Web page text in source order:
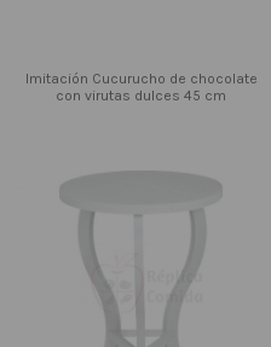
Imitación Cucurucho de chocolate
con virutas dulces 45 cm